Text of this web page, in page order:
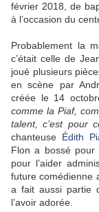
février 2018, de
à l’occasion du
Probablement la
c’était celle de
joué plusieurs
en scène par
créée le 14
comme la Piaf,
talent, c’est pour
chanteuse Édith
Flon a bossé pour
pour l’aider
future comédienne
a fait aussi partie
l’avoir adorée.